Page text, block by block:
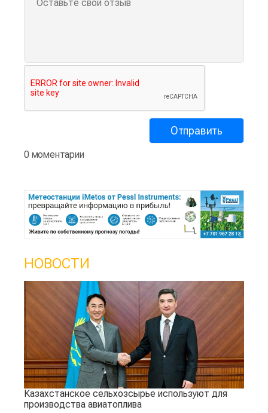
0 моментарии
НОВОСТИ
Казахстанское сельхозсырье используют для
производства авиатоплива